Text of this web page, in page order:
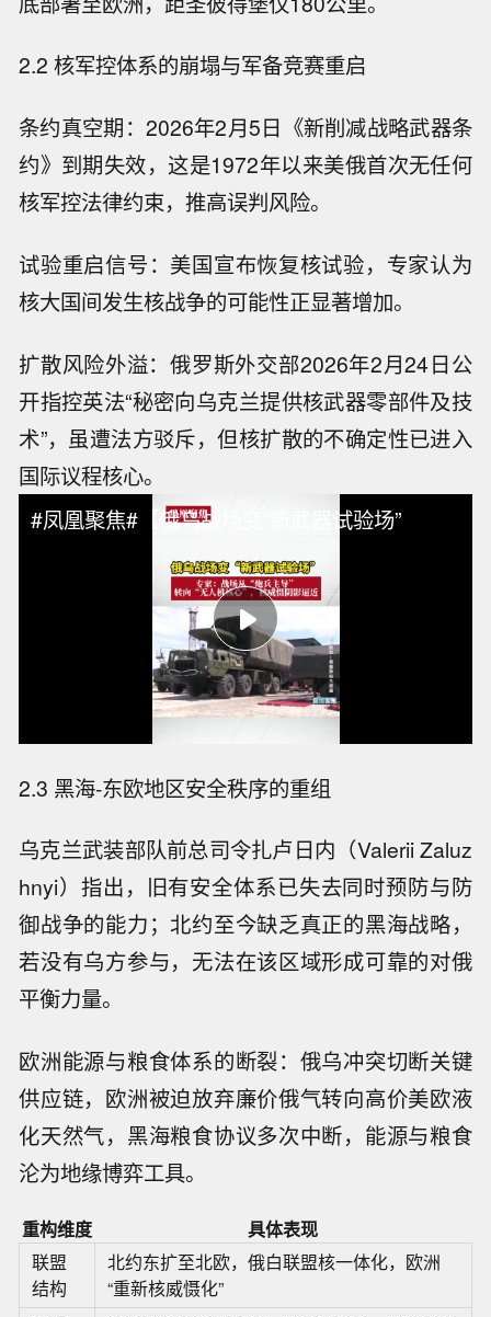
2.2 核军控体系的崩塌与军备竞赛重启
条约真空期：2026年2月5日《新削减战略武器条
约》到期失效，这是1972年以来美俄首次无任何
核军控法律约束，推高误判风险。
试验重启信号：美国宣布恢复核试验，专家认为
核大国间发生核战争的可能性正显著增加。
扩散风险外溢：俄罗斯外交部2026年2月24日公
开指控英法“秘密向乌克兰提供核武器零部件及技
术”，虽遭法方驳斥，但核扩散的不确定性已进入
国际议程核心。
#凤凰聚焦#【俄乌战场变“新武器试验场”
2.3 黑海-东欧地区安全秩序的重组
乌克兰武装部队前总司令扎卢日内（Valerii Zaluz
hnyi）指出，旧有安全体系已失去同时预防与防
御战争的能力；北约至今缺乏真正的黑海战略，
若没有乌方参与，无法在该区域形成可靠的对俄
平衡力量。
欧洲能源与粮食体系的断裂：俄乌冲突切断关键
供应链，欧洲被迫放弃廉价俄气转向高价美欧液
化天然气，黑海粮食协议多次中断，能源与粮食
沦为地缘博弈工具。
重构维度
具体表现
联盟
结构
北约东扩至北欧，俄白联盟核一体化，欧洲
“重新核威慑化”